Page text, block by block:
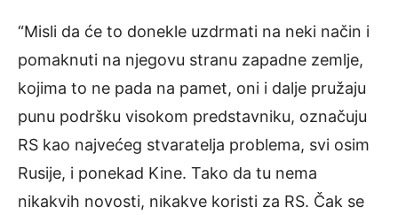
“Misli da će to donekle uzdrmati na neki način i
pomaknuti na njegovu stranu zapadne zemlje,
kojima to ne pada na pamet, oni i dalje pružaju
punu podršku visokom predstavniku, označuju
RS kao najvećeg stvaratelja problema, svi osim
Rusije, i ponekad Kine. Tako da tu nema
nikakvih novosti, nikakve koristi za RS. Čak se